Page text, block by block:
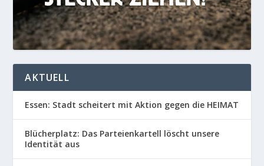
AKTUELL
Essen: Stadt scheitert mit Aktion gegen die HEIMAT
Blücherplatz: Das Parteienkartell löscht unsere
Identität aus